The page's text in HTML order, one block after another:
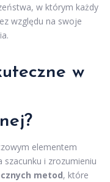
w którym każdy
względu na swoje
w
elementem
szacunku i zrozumieniu
metod, które